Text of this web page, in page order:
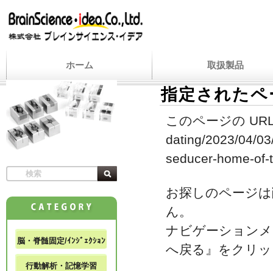
ホーム 取扱製品
指定された
このページの
dating/2023/04/
seducer-home-
お探しのページ
ん。
ナビゲーション
へ戻る』をクリ
脳・脊髄固定/ｲﾝｼﾞｪｸｼｮﾝ
行動解析・記憶学習